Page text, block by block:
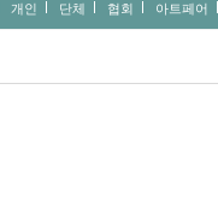
개인 단체 협회 아트페어